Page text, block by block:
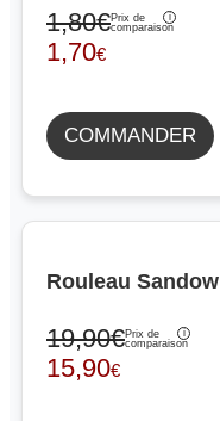
1,80€Prix de
comparaison
1,70€
COMMANDER
Rouleau Sandow
19,90€Prix de
comparaison
15,90€